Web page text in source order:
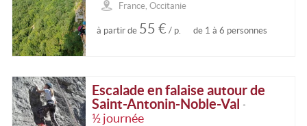
France, Occitanie
à partir de 55 € / p. de 1 à 6 personnes
Escalade en falaise autour de
Saint-Antonin-Noble-Val
•
½ journée